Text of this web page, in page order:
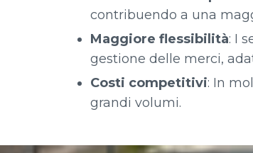
contribuendo a una
Maggiore flessibilità: I
gestione delle merci,
Costi competitivi: In
grandi volumi.